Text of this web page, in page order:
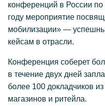
конференций в России
году мероприятие
мобилизации» —
кейсам в отрасли.
Конференция соберет
в течение двух дней
более 100 докладчиков
магазинов и ритейла.